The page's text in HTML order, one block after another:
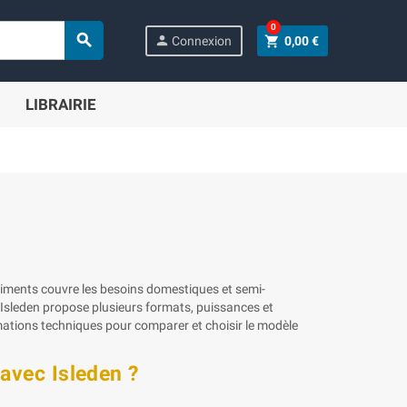
 person Connexion shopping_cart 0,00 €
0
LIBRAIRIE
couvre les besoins domestiques et semi-
propose plusieurs formats, puissances et
techniques pour comparer et choisir le modèle
Isleden ?